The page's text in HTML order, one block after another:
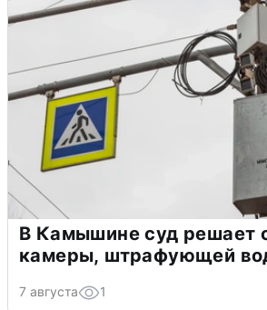
В Камышине суд решает
камеры, штрафующей
7 августа 1